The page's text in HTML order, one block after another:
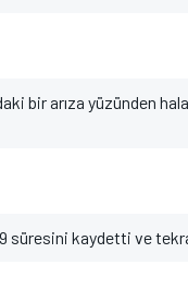
bir arıza yüzünden hala
süresini kaydetti ve